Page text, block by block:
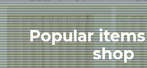
Popular
shop